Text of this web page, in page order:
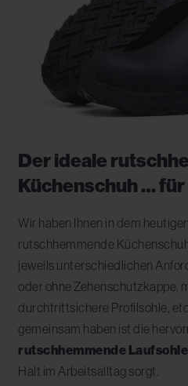
Der ideale
Küchenschuh … für
Wir haben Ihnen in dem
rutschhemmende
jeweils unterschiedlichen
oder ohne Zehenschutzkappe,
durchtrittsichere Profilsohle,
gemeinsam haben ist die
rutschhemmende Laufsohle
Halt im Arbeitsalltag sorgt.